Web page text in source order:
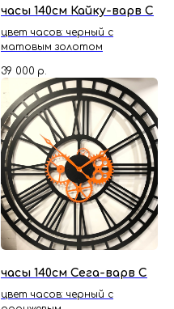
часы 140см Кайку-варв С
цвет часов: черный с
матовым золотом
39 000 р.
часы 140см Сега-варв С
цвет часов: черный с